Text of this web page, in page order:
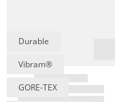
Durable
Vibram®
GORE-TEX